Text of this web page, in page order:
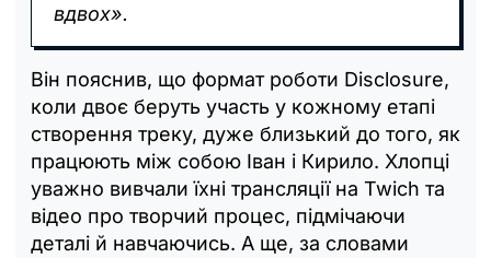
вдвох».
Він пояснив, що формат роботи Disclosure,
коли двоє беруть участь у кожному етапі
створення треку, дуже близький до того, як
працюють між собою Іван і Кирило. Хлопці
уважно вивчали їхні трансляції на Twich та
відео про творчий процес, підмічаючи
деталі й навчаючись. А ще, за словами